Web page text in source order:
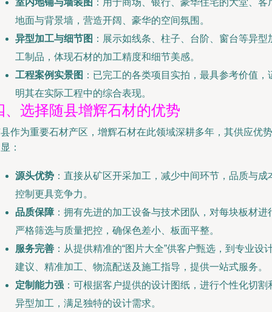
室内地铺与墙装图 ：用于商场、银行、豪华住宅的大堂、客
地面与背景墙，营造开阔、豪华的空间氛围。
异型加工与细节图 ：展示如线条、柱子、台阶、窗台等异型
工制品，体现石材的加工精度和细节美感。
工程案例实景图 ：已完工的各类项目实拍，最具参考价值，
明其在实际工程中的综合表现。
、选择随县增辉石材的优势
作为重要石材产区，增辉石材在此领域深耕多年，其供应优势
：
源头优势 ：直接从矿区开采加工，减少中间环节，品质与成
控制更具竞争力。
品质保障：拥有先进的加工设备与技术团队，对每块板材进
严格筛选与质量把控，确保色差小、板面平整。
服务完善 ：从提供精准的“图片大全”供客户甄选，到专业设
建议、精准加工、物流配送及施工指导，提供一站式服务。
定制能力强 ：可根据客户提供的设计图纸，进行个性化切割
异型加工，满足独特的设计需求。